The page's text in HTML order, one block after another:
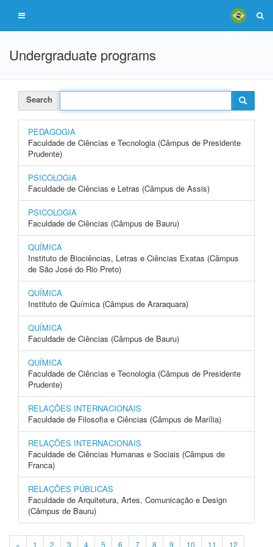
Undergraduate programs
Search
PEDAGOGIA
Faculdade de Ciências e Tecnologia (Câmpus de Presidente
Prudente)
PSICOLOGIA
Faculdade de Ciências e Letras (Câmpus de Assis)
PSICOLOGIA
Faculdade de Ciências (Câmpus de Bauru)
QUÍMICA
Instituto de Biociências, Letras e Ciências Exatas (Câmpus
de São José do Rio Preto)
QUÍMICA
Instituto de Química (Câmpus de Araraquara)
QUÍMICA
Faculdade de Ciências (Câmpus de Bauru)
QUÍMICA
Faculdade de Ciências e Tecnologia (Câmpus de Presidente
Prudente)
RELAÇÕES INTERNACIONAIS
Faculdade de Filosofia e Ciências (Câmpus de Marília)
RELAÇÕES INTERNACIONAIS
Faculdade de Ciências Humanas e Sociais (Câmpus de
Franca)
RELAÇÕES PÚBLICAS
Faculdade de Arquitetura, Artes, Comunicação e Design
(Câmpus de Bauru)
« 1 2 3 4 5 6 7 8 9 10 11 12